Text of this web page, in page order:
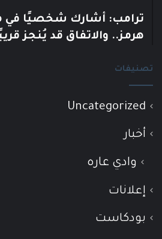
ترامب: أشارك شخصيًا
هرمز.. والاتفاق قد يُنجز
تصنيفات
Uncategorized
أخبار
وادي عاره
إعلانات
بودكاست